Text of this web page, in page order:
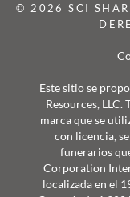
© 2026 SCI
Este sitio se
Resources,
marca que se
con licencia,
funerarios
Corporation
localizada en el